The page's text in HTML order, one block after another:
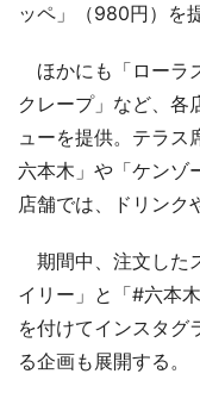
ッペ」（980円）を
ほかにも「ローラ
クレープ」など、各
ューを提供。テラス
六本木」や「ケンゾ
店舗では、ドリンク
期間中、注文した
イリー」と「#六本
を付けてインスタグ
る企画も展開する。